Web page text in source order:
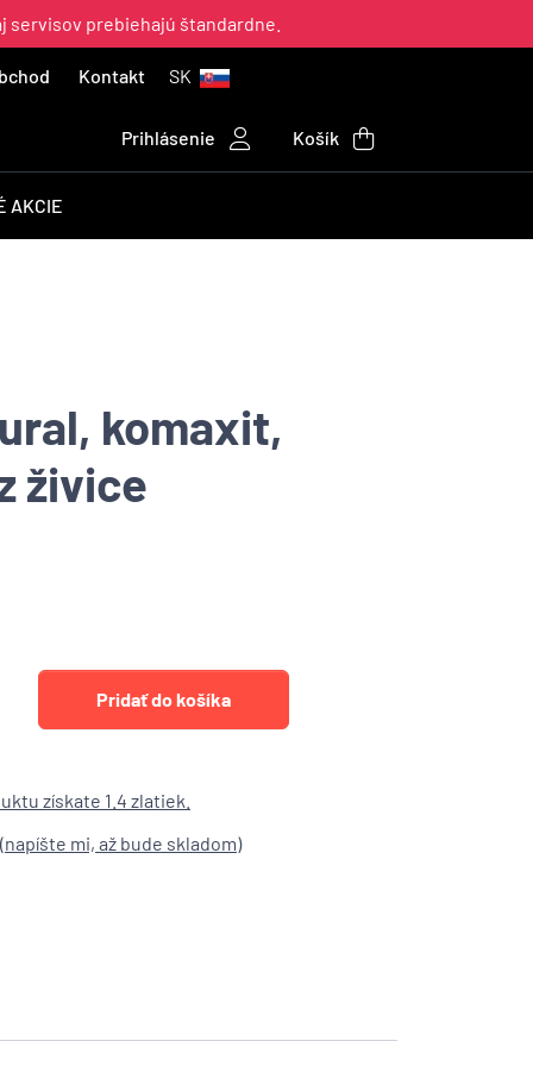
servisov prebiehajú štandardne.
Kontakt SK
Prihlásenie Košík
AKCIE
komaxit,
živice
získate 1.4 zlatiek.
napíšte mi, až bude skladom)